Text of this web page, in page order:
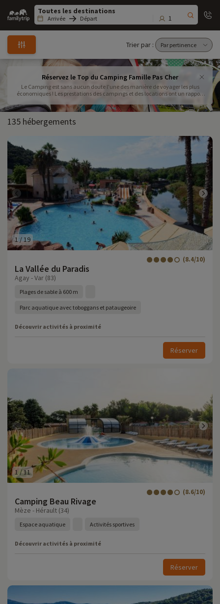
Family
trip
Arrivée Départ 1
Trier par :
Réservez le Top du Camping Famille Pas Cher
Le Camping est sans aucun doute l'une des manière de voyager les plus
économiques ! Les prestations des campings et des locations ont un rapport
mobile-home, cottage ou chalet dans les meilleurs campings de France !
135 hébergements
1 /19
La Vallée du Paradis
(8.4/10)
Agay - Var (83)
Plages de sable à 600 m
Parc aquatique avec toboggans et pataugeoire
Découvrir activités à proximité
Réserver
1 /11
Camping Beau Rivage
(8.6/10)
Mèze - Hérault (34)
Espace aquatique Activités sportives
Découvrir activités à proximité
Réserver